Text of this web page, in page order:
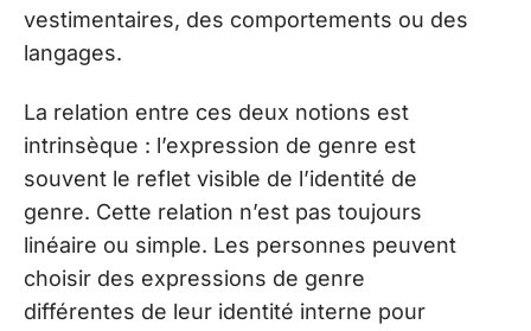
vestimentaires, des comportements ou des
langages.
La relation entre ces deux notions est
intrinsèque : l’expression de genre est
souvent le reflet visible de l’identité de
genre. Cette relation n’est pas toujours
linéaire ou simple. Les personnes peuvent
choisir des expressions de genre
différentes de leur identité interne pour